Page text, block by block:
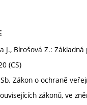
J., Bírošová Z.:
(CS)
Zákon o ochraně
zákonů, ve